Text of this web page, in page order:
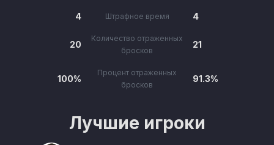
4 Штрафное время 4
20
Количество отраженных
бросков
21
100%
Процент отраженных
бросков
91.3%
Лучшие игроки